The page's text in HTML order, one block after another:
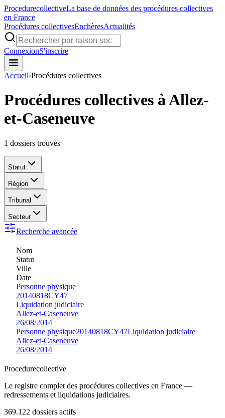
ProcedurecollectiveLa base de données des procédures collectives
en France
Procédures collectivesEnchèresActualités
ConnexionS'inscrire
Accueil›Procédures collectives
Procédures collectives à Allez-
et-Caseneuve
1 dossiers trouvés
Statut
Région
Tribunal
Secteur
Recherche avancée
Nom
Statut
Ville
Date
Personne physique
20140818CY47
Liquidation judiciaire
Allez-et-Caseneuve
26/08/2014
Personne physique20140818CY47Liquidation judiciaire
Allez-et-Caseneuve
26/08/2014
Procedurecollective
Le registre complet des procédures collectives en France —
redressements et liquidations judiciaires.
369.122 dossiers actifs